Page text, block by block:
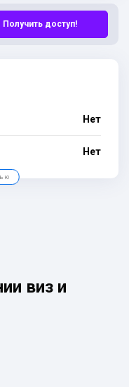
Получить доступ!
Нет
Нет
виз и